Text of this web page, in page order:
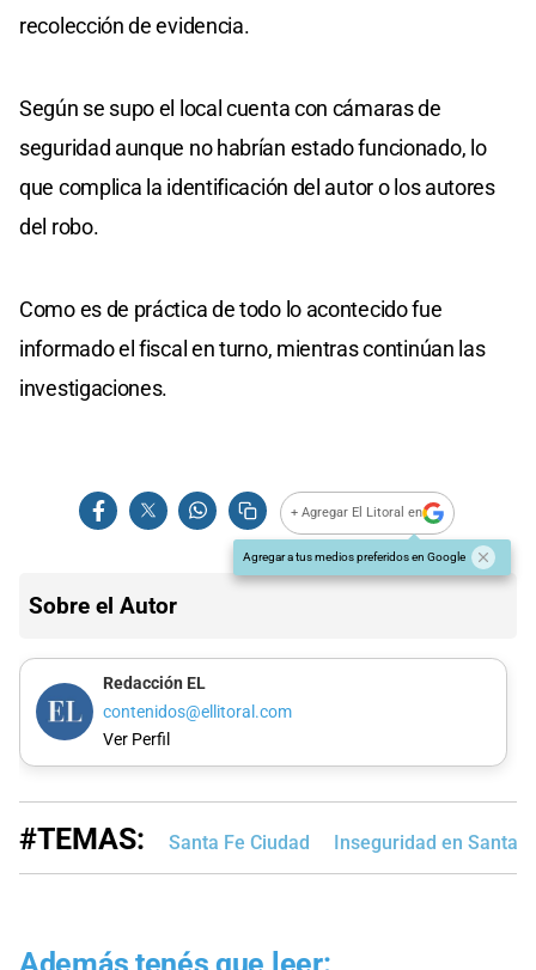
recolección de evidencia.
Según se supo el local cuenta con cámaras de
seguridad aunque no habrían estado funcionado, lo
que complica la identificación del autor o los autores
del robo.
Como es de práctica de todo lo acontecido fue
informado el fiscal en turno, mientras continúan las
investigaciones.
+ Agregar El Litoral en
Agregar a tus medios preferidos en Google
Sobre el Autor
Redacción EL
contenidos@ellitoral.com
Ver Perfil
#TEMAS: Santa Fe Ciudad Inseguridad en Santa